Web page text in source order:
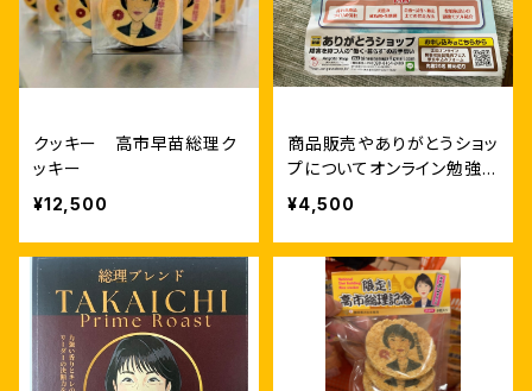
クッキー 高市早苗総理ク
ッキー
¥12,500
商品販売やありがとうショッ
プについてオンライン勉強し
たい方
¥4,500